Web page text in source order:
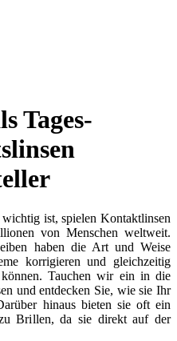
Tages-
ist, spielen Kontaktlinsen
von Menschen weltweit.
haben die Art und Weise
korrigieren und gleichzeitig
Tauchen wir ein in die
und entdecken Sie, wie sie Ihr
hinaus bieten sie oft ein
Brillen, da sie direkt auf der